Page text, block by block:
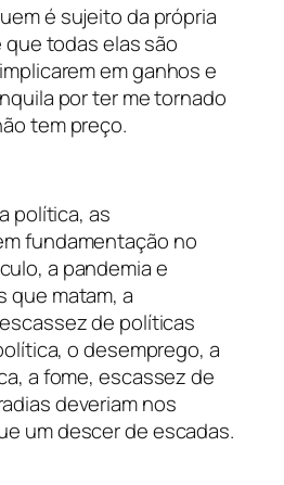
é sujeito da própria
todas elas são
em ganhos e
por ter me tornado
tem preço.
política, as
fundamentação no
a pandemia e
que matam, a
de políticas
o desemprego, a
a fome, escassez de
deveriam nos
um descer de escadas.